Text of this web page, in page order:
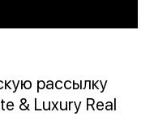
рассылку
& Luxury Real